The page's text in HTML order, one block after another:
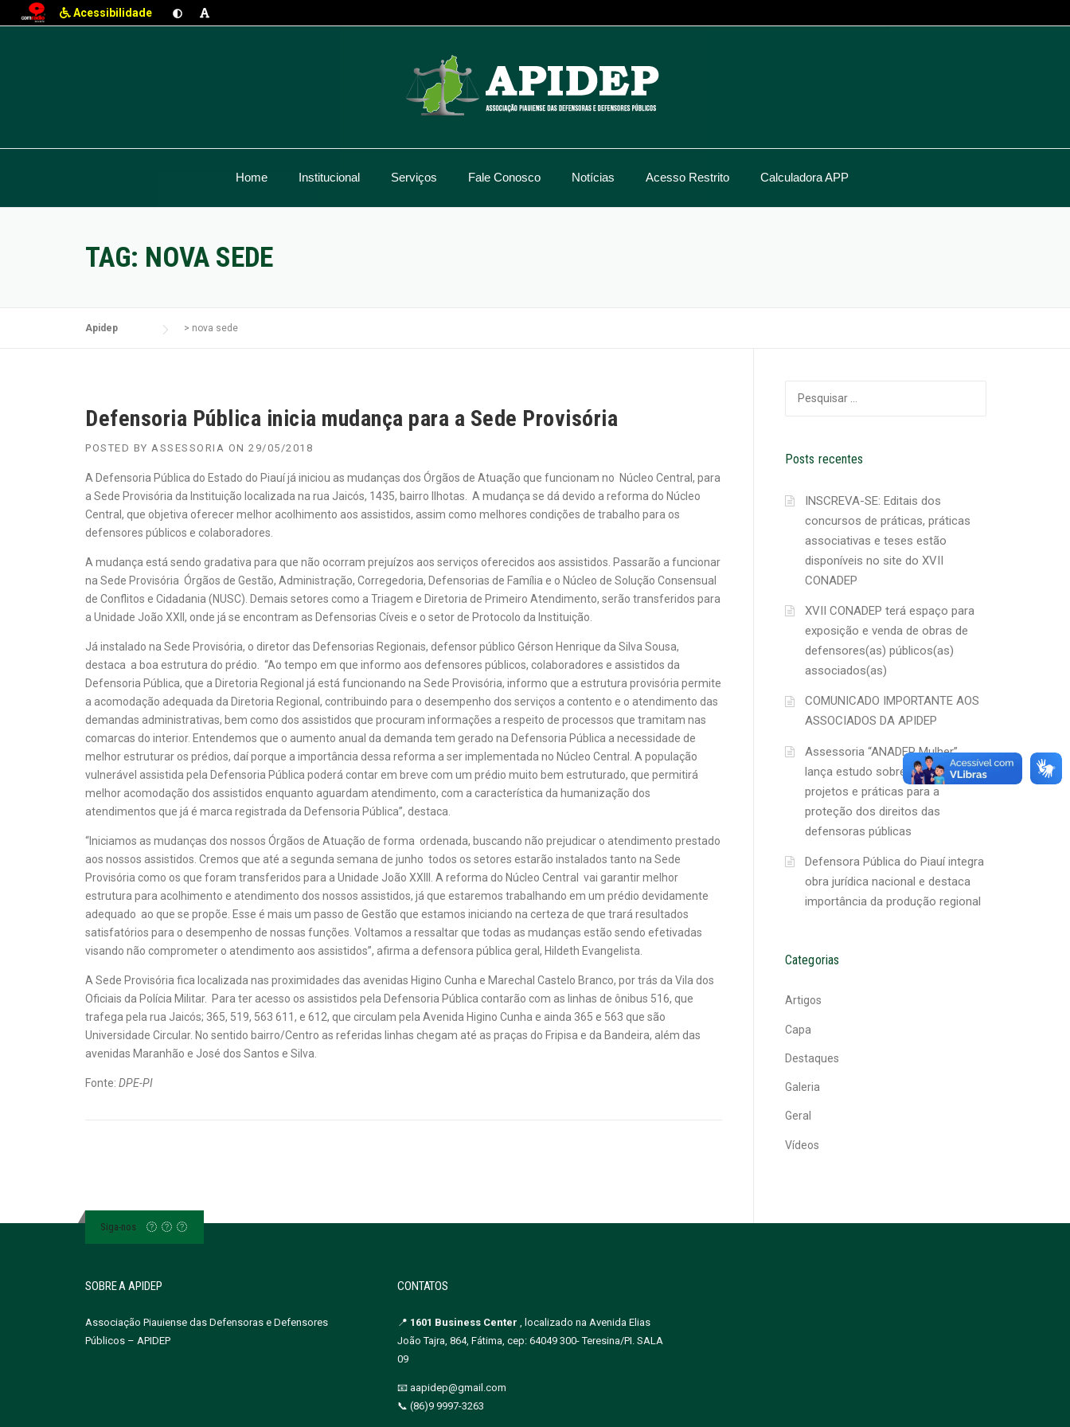
Acessibilidade
Home Institucional Serviços Fale Conosco Notícias Acesso Restrito Calculadora APP
TAG: NOVA SEDE
Apidep > nova sede
Defensoria Pública inicia mudança para a Sede Provisória
POSTED BY ASSESSORIA ON 29/05/2018
A Defensoria Pública do Estado do Piauí já iniciou as mudanças dos Órgãos de Atuação que funcionam no Núcleo Central, para
a Sede Provisória da Instituição localizada na rua Jaicós, 1435, bairro Ilhotas. A mudança se dá devido a reforma do Núcleo
Central, que objetiva oferecer melhor acolhimento aos assistidos, assim como melhores condições de trabalho para os
defensores públicos e colaboradores.
A mudança está sendo gradativa para que não ocorram prejuízos aos serviços oferecidos aos assistidos. Passarão a funcionar
na Sede Provisória Órgãos de Gestão, Administração, Corregedoria, Defensorias de Família e o Núcleo de Solução Consensual
de Conflitos e Cidadania (NUSC). Demais setores como a Triagem e Diretoria de Primeiro Atendimento, serão transferidos para
a Unidade João XXII, onde já se encontram as Defensorias Cíveis e o setor de Protocolo da Instituição.
Já instalado na Sede Provisória, o diretor das Defensorias Regionais, defensor público Gérson Henrique da Silva Sousa,
destaca a boa estrutura do prédio. “Ao tempo em que informo aos defensores públicos, colaboradores e assistidos da
Defensoria Pública, que a Diretoria Regional já está funcionando na Sede Provisória, informo que a estrutura provisória permite
a acomodação adequada da Diretoria Regional, contribuindo para o desempenho dos serviços a contento e o atendimento das
demandas administrativas, bem como dos assistidos que procuram informações a respeito de processos que tramitam nas
comarcas do interior. Entendemos que o aumento anual da demanda tem gerado na Defensoria Pública a necessidade de
melhor estruturar os prédios, daí porque a importância dessa reforma a ser implementada no Núcleo Central. A população
vulnerável assistida pela Defensoria Pública poderá contar em breve com um prédio muito bem estruturado, que permitirá
melhor acomodação dos assistidos enquanto aguardam atendimento, com a característica da humanização dos
atendimentos que já é marca registrada da Defensoria Pública”, destaca.
“Iniciamos as mudanças dos nossos Órgãos de Atuação de forma ordenada, buscando não prejudicar o atendimento prestado
aos nossos assistidos. Cremos que até a segunda semana de junho todos os setores estarão instalados tanto na Sede
Provisória como os que foram transferidos para a Unidade João XXIII. A reforma do Núcleo Central vai garantir melhor
estrutura para acolhimento e atendimento dos nossos assistidos, já que estaremos trabalhando em um prédio devidamente
adequado ao que se propõe. Esse é mais um passo de Gestão que estamos iniciando na certeza de que trará resultados
satisfatórios para o desempenho de nossas funções. Voltamos a ressaltar que todas as mudanças estão sendo efetivadas
visando não comprometer o atendimento aos assistidos”, afirma a defensora pública geral, Hildeth Evangelista.
A Sede Provisória fica localizada nas proximidades das avenidas Higino Cunha e Marechal Castelo Branco, por trás da Vila dos
Oficiais da Polícia Militar. Para ter acesso os assistidos pela Defensoria Pública contarão com as linhas de ônibus 516, que
trafega pela rua Jaicós; 365, 519, 563 611, e 612, que circulam pela Avenida Higino Cunha e ainda 365 e 563 que são
Universidade Circular. No sentido bairro/Centro as referidas linhas chegam até as praças do Fripisa e da Bandeira, além das
avenidas Maranhão e José dos Santos e Silva.
Fonte: DPE-PI
Posts recentes
INSCREVA-SE: Editais dos
concursos de práticas, práticas
associativas e teses estão
disponíveis no site do XVII
CONADEP
XVII CONADEP terá espaço para
exposição e venda de obras de
defensores(as) públicos(as)
associados(as)
COMUNICADO IMPORTANTE AOS
ASSOCIADOS DA APIDEP
Assessoria “ANADEP Mulher”
lança estudo sobre ações,
projetos e práticas para a
proteção dos direitos das
defensoras públicas
Defensora Pública do Piauí integra
obra jurídica nacional e destaca
importância da produção regional
Categorias
Artigos
Capa
Destaques
Galeria
Geral
Vídeos
Siga-nos
SOBRE A APIDEP
Associação Piauiense das Defensoras e Defensores
Públicos – APIDEP
CONTATOS
📍 1601 Business Center , localizado na Avenida Elias
João Tajra, 864, Fátima, cep: 64049 300- Teresina/PI. SALA
09
📧 aapidep@gmail.com
📞 (86)9 9997-3263